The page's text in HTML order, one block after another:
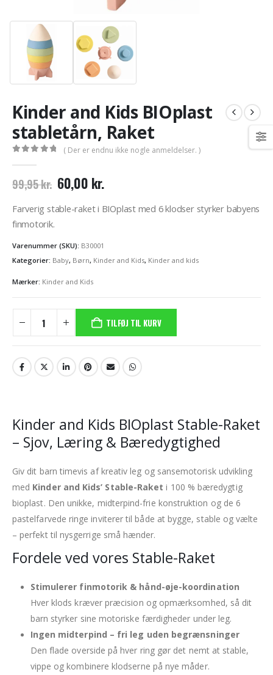
Kinder and Kids BIOplast
stabletårn, Raket
( Der er endnu ikke nogle anmeldelser. )
99,95kr. Den
oprindelige
pris
60,00 kr.Den
aktuelle
pris
Farverig stable-raket i BIOplast med 6 klodser styrker babyens
finmotorik.
Varenummer (SKU): B30001
Kategorier: Baby, Børn, Kinder and Kids, Kinder and kids
Mærker: Kinder and Kids
TILFØJ TIL KURV
Kinder and Kids BIOplast Stable-Raket
– Sjov, Læring & Bæredygtighed
Giv dit barn timevis af kreativ leg og sansemotorisk udvikling
med Kinder and Kids’ Stable-Raket i 100 % bæredygtig
bioplast. Den unikke, midterpind-frie konstruktion og de 6
pastelfarvede ringe inviterer til både at bygge, stable og vælte
– perfekt til nysgerrige små hænder.
Fordele ved vores Stable-Raket
Stimulerer finmotorik & hånd-øje-koordination
Hver klods kræver præcision og opmærksomhed, så dit
barn styrker sine motoriske færdigheder under leg.
Ingen midterpind – fri leg uden begrænsninger
Den flade overside på hver ring gør det nemt at stable,
vippe og kombinere klodserne på nye måder.